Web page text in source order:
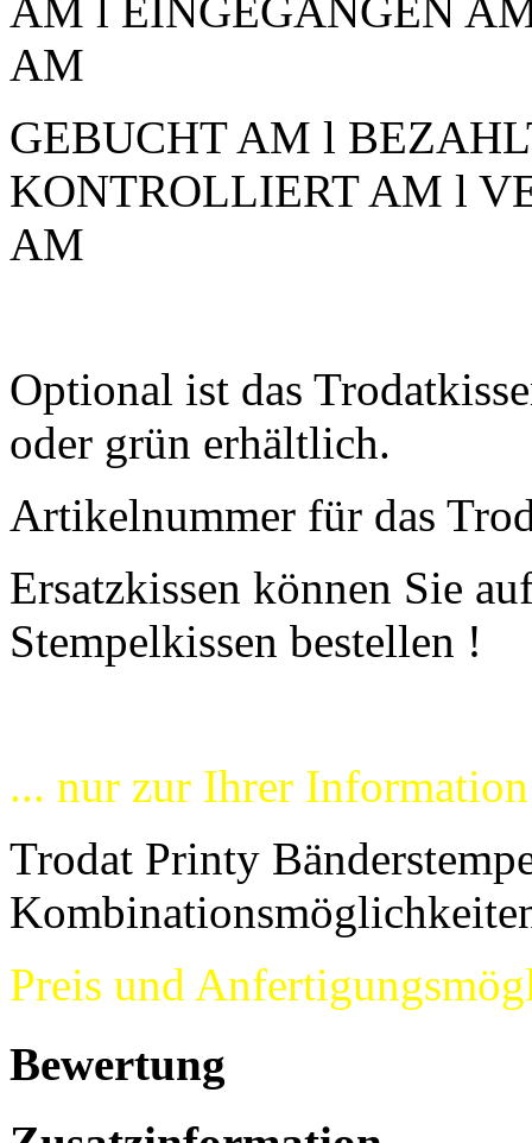
AM l EINGEGANGEN
AM
GEBUCHT AM l
KONTROLLIERT AM l
AM
Optional ist das
oder grün erhältlich.
Artikelnummer für das
Ersatzkissen können Sie
Stempelkissen bestellen !
... nur zur Ihrer
Trodat Printy
Preis und
Bewertung